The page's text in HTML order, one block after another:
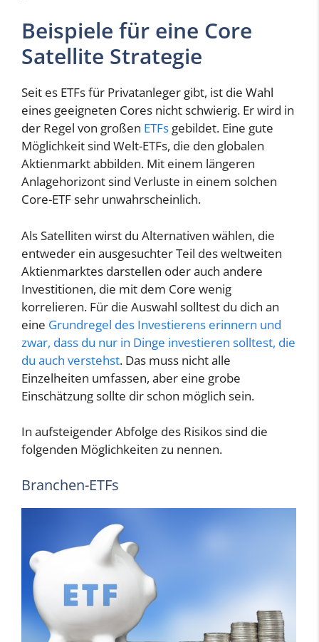
Beispiele für eine Core
Satellite Strategie
Seit es ETFs für Privatanleger gibt, ist die Wahl
eines geeigneten Cores nicht schwierig. Er wird in
der Regel von großen ETFs gebildet. Eine gute
Möglichkeit sind Welt-ETFs, die den globalen
Aktienmarkt abbilden. Mit einem längeren
Anlagehorizont sind Verluste in einem solchen
Core-ETF sehr unwahrscheinlich.
Als Satelliten wirst du Alternativen wählen, die
entweder ein ausgesuchter Teil des weltweiten
Aktienmarktes darstellen oder auch andere
Investitionen, die mit dem Core wenig
korrelieren. Für die Auswahl solltest du dich an
eine Grundregel des Investierens erinnern und
zwar, dass du nur in Dinge investieren solltest, die
du auch verstehst. Das muss nicht alle
Einzelheiten umfassen, aber eine grobe
Einschätzung sollte dir schon möglich sein.
In aufsteigender Abfolge des Risikos sind die
folgenden Möglichkeiten zu nennen.
Branchen-ETFs